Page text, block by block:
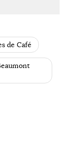
de Café